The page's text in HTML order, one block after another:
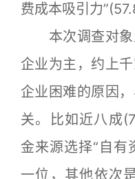
费成本吸引力
本次调查对象
企业为主，约上
企业困难的原因
关。比如近八成
金来源选择“自有
一位，其他依次